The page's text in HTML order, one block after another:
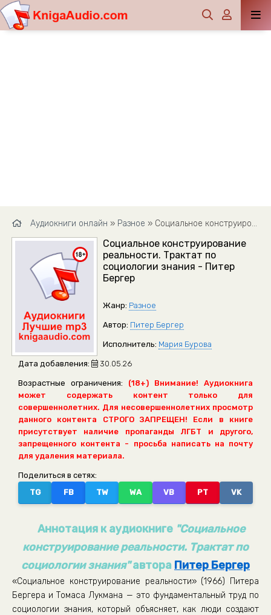
Аудиокниги онлайн » Разное » Социальное конструирование реальности. Трактат по социологии знания - Питер Бергер
Социальное конструирование
реальности. Трактат по
социологии знания - Питер
Бергер
Жанр: Разное
Автор: Питер Бергер
Исполнитель: Мария Бурова
Дата добавления: 30.05.26
Возрастные ограничения:
(18+) Внимание! Аудиокнига
может содержать контент только для
совершеннолетних. Для несовершеннолетних просмотр
данного контента СТРОГО ЗАПРЕЩЕН! Если в книге
присутствует наличие пропаганды ЛГБТ и другого,
запрещенного контента - просьба написать на почту
для удаления материала.
Поделиться в сетях:
TG
FB TW WA VB PT VK
Аннотация к аудиокниге "Социальное
конструирование реальности. Трактат по
социологии знания"автора Питер Бергер
«Социальное конструирование реальности» (1966) Питера
Бергера и Томаса Лукмана — это фундаментальный труд по
социологии знания, который объясняет, как люди создают